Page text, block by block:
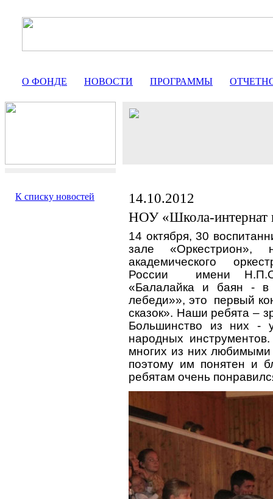
О ФОНДЕ НОВОСТИ ПРОГРАММЫ
К списку новостей
14.10.2012
НОУ «Школа-интернат
14 октября, 30
зале «Оркестрион»,
академического
России
имени
«Балалайка и баян - в
лебеди»», это
первый
сказок». Наши ребята –
Большинство из них -
народных
многих из них
поэтому им понятен и
ребятам очень